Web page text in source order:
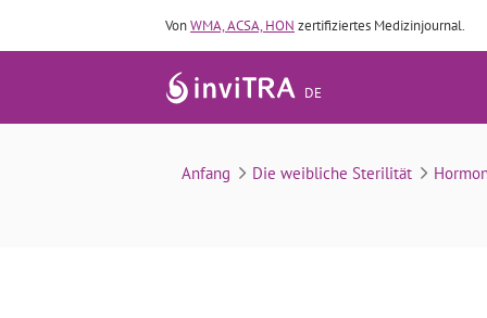
VonWMA, ACSA, HON zertifiziertes Medizinjournal.
DE
Anfang Die weibliche Sterilität